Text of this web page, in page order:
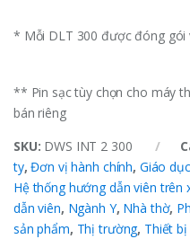
* Mỗi DLT 300 được đóng gói
** Pin sạc tùy chọn cho máy
bán riêng
SKU: DWS INT 2 300
ty,Đơn vị hành chính, Giáo dục
Hệ thống hướng dẫn viên trên
dẫn viên, Ngành Y, Nhà thờ,
sản phẩm, Thị trường, Thiết